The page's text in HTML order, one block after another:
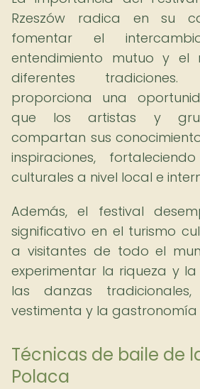
Rzeszów radica en su
fomentar el
entendimiento mutuo y el
diferentes
proporciona una
que los artistas y
compartan sus
inspiraciones,
culturales a nivel local e
Además, el festival
significativo en el turismo
a visitantes de todo el
experimentar la riqueza y
las danzas
vestimenta y la
Técnicas de baile de
Polaca